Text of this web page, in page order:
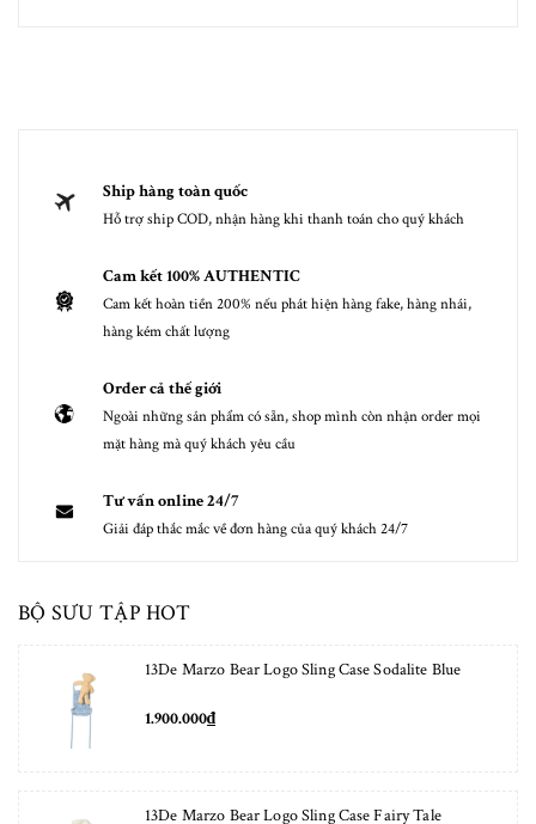
Ship hàng toàn quốc
Hỗ trợ ship COD, nhận hàng khi thanh toán cho quý khách
Cam kết 100% AUTHENTIC
Cam kết hoàn tiền 200% nếu phát hiện hàng fake, hàng nhái,
hàng kém chất lượng
Order cả thế giới
Ngoài những sản phẩm có sẵn, shop mình còn nhận order mọi
mặt hàng mà quý khách yêu cầu
Tư vấn online 24/7
Giải đáp thắc mắc về đơn hàng của quý khách 24/7
BỘ SƯU TẬP HOT
13De Marzo Bear Logo Sling Case Sodalite Blue
1.900.000₫
13De Marzo Bear Logo Sling Case Fairy Tale